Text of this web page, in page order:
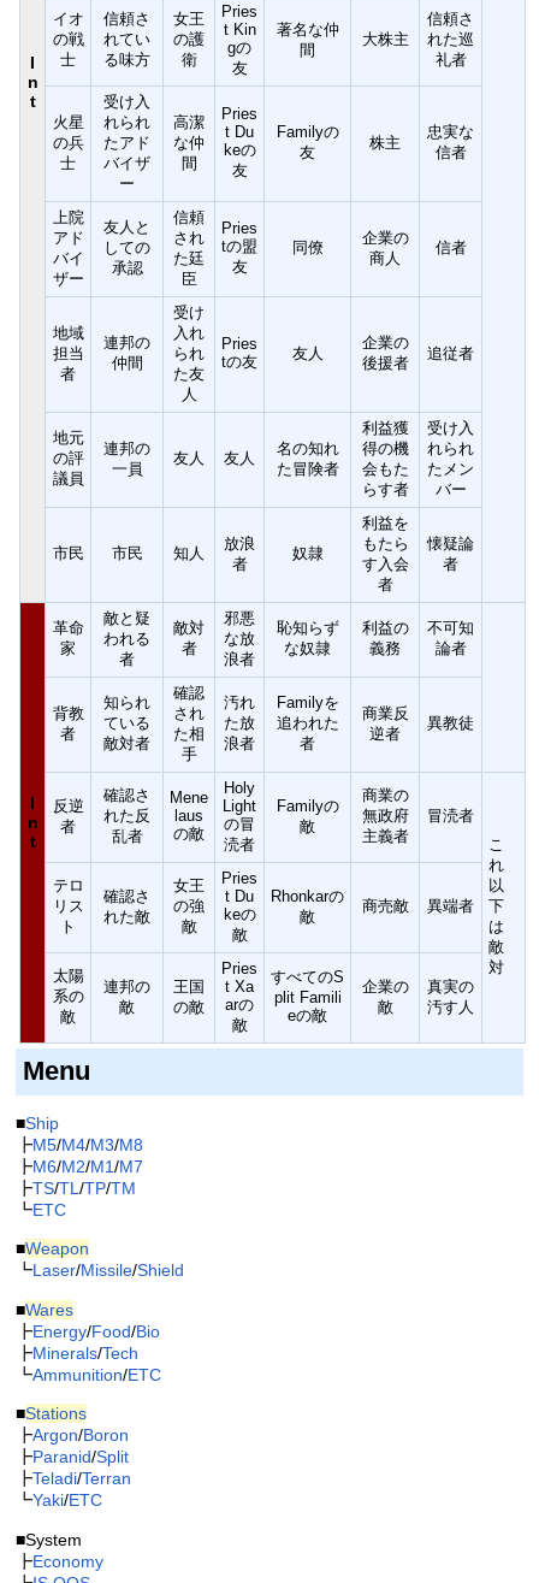
I
n
t
イオ
の戦
士
信頼さ
れてい
る味方
女王
の護
衛
Pries
t Kin
gの
友
著名な仲
間
大株主
信頼さ
れた巡
礼者
火星
の兵
士
受け入
れられ
たアド
バイザ
ー
高潔
な仲
間
Pries
t Du
keの
友
Familyの
友
株主
忠実な
信者
上院
アド
バイ
ザー
友人と
しての
承認
信頼
され
た廷
臣
Pries
tの盟
友
同僚
企業の
商人
信者
地域
担当
者
連邦の
仲間
受け
入れ
られ
た友
人
Pries
tの友
友人
企業の
後援者
追従者
地元
の評
議員
連邦の
一員
友人 友人
名の知れ
た冒険者
利益獲
得の機
会もた
らす者
受け入
れられ
たメン
バー
市民 市民 知人
放浪
者
奴隷
利益を
もたら
す入会
者
懐疑論
者
I
n
t
革命
家
敵と疑
われる
者
敵対
者
邪悪
な放
浪者
恥知らず
な奴隷
利益の
義務
不可知
論者
背教
者
知られ
ている
敵対者
確認
され
た相
手
汚れ
た放
浪者
Familyを
追われた
者
商業反
逆者
異教徒
反逆
者
確認さ
れた反
乱者
Mene
laus
の敵
Holy
Light
の冒
涜者
Familyの
敵
商業の
無政府
主義者
冒涜者
こ
れ
以
下
は
敵
対
テロ
リス
ト
確認さ
れた敵
女王
の強
敵
Pries
t Du
keの
敵
Rhonkarの
敵
商売敵 異端者
太陽
系の
敵
連邦の
敵
王国
の敵
Pries
t Xa
arの
敵
すべてのS
plit Famili
eの敵
企業の
敵
真実の
汚す人
Menu
■Ship
┣M5/M4/M3/M8
┣M6/M2/M1/M7
┣TS/TL /TP/TM
┗ETC
■Weapon
┗Laser/Missile/Shield
■Wares
┣Energy/Food/Bio
┣Minerals/Tech
┗Ammunition/ETC
■Stations
┣Argon/Boron
┣Paranid/Split
┣Teladi/Terran
┗Yaki/ETC
■System
┣Economy